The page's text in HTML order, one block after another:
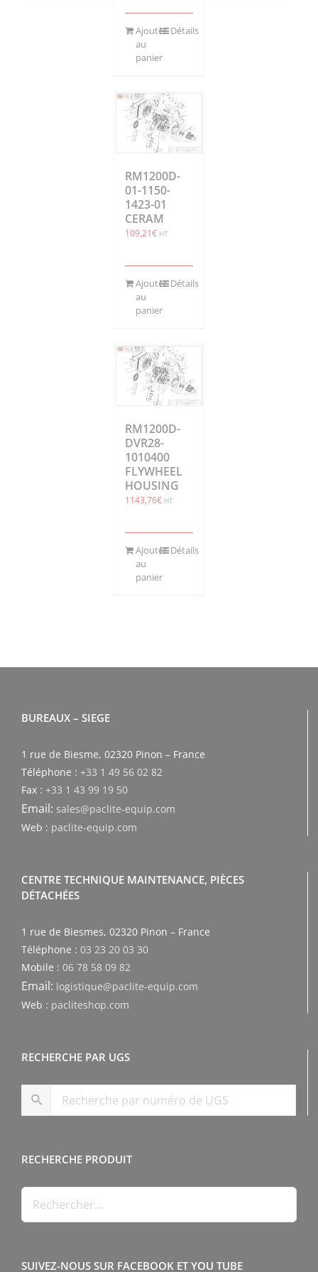
Ajouter
au
panier
Détails
RM1200D-
01-1150-
1423-01
CERAM
109,21€ HT
Ajouter
au
panier
Détails
RM1200D-
DVR28-
1010400
FLYWHEEL
HOUSING
1143,76€ HT
Ajouter
au
panier
Détails
BUREAUX – SIEGE
1 rue de Biesme, 02320 Pinon – France
Téléphone : +33 1 49 56 02 82
Fax : +33 1 43 99 19 50
Email: sales@paclite-equip.com
Web : paclite-equip.com
CENTRE TECHNIQUE MAINTENANCE, PIÈCES
DÉTACHÉES
1 rue de Biesmes, 02320 Pinon – France
Téléphone : 03 23 20 03 30
Mobile : 06 78 58 09 82
Email: logistique@paclite-equip.com
Web : pacliteshop.com
RECHERCHE PAR UGS
RECHERCHE PRODUIT
SUIVEZ-NOUS SUR FACEBOOK ET YOU TUBE